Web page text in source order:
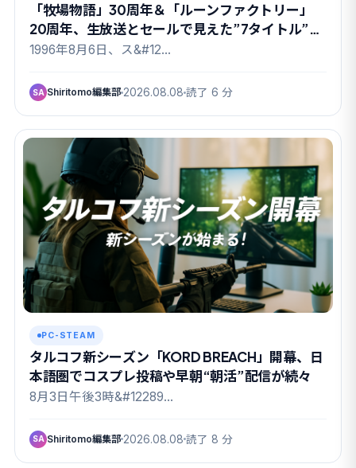
「牧場物語」30周年＆「ルーンファクトリー」
20周年、生放送とセールで見えた”7タイトル”の
顔ぶれ
1996年8月6日、ス&#12…
SA Shiritomo編集部 2026.08.08 読了 6 分
PC-STEAM
タルコフ新シーズン「KORD BREACH」開幕、日
本語圏でコスプレ投稿や早朝“朝活”配信が続々
8月3日午後3時&#12289…
SA Shiritomo編集部 2026.08.08 読了 8 分